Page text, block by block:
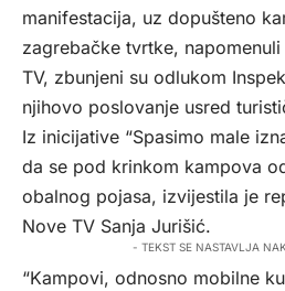
manifestacija, uz dopušteno
zagrebačke tvrtke, napomenuli
TV, zbunjeni su odlukom
njihovo poslovanje usred
Iz inicijative “Spasimo male
da se pod krinkom kampova
obalnog pojasa, izvijestila je
Nove TV Sanja Jurišić.
- TEKST SE NASTAVLJA
“Kampovi, odnosno mobilne